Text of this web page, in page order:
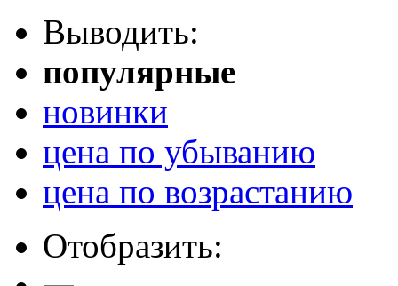
Выводить:
популярные
новинки
цена по убыванию
цена по возрастанию
Отобразить: